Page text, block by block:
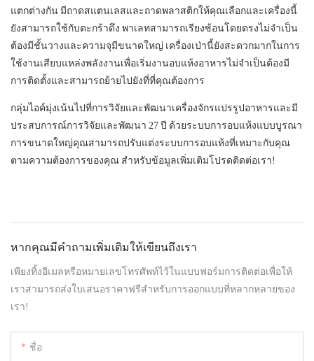
แตกต่างกัน มีถาดสแตนเลสและถาดพลาสติกให้คุณเลือกและเครื่องนี้
ยังสามารถใช้กับตะกร้าดึง พาเลทสามารถเรียงซ้อนโดยตรงไม่จำเป็น
ต้องมีชั้นวางและความจุมีขนาดใหญ่ เครื่องเป่านี้ยังสะดวกมากในการ
ใช้งานเสียบแหล่งพลังงานเพื่อเริ่มงานอบแห้งอาหารไม่จำเป็นต้องมี
การติดตั้งและสามารถย้ายไปยังที่ที่คุณต้องการ
กลุ่มไอค์มุ่งเน้นไปที่การวิจัยและพัฒนาเครื่องจักรแปรรูปอาหารและมี
ประสบการณ์การวิจัยและพัฒนา 27 ปี ด้วยระบบการอบแห้งแบบบูรณา
การขนาดใหญ่คุณสามารถปรับแต่งระบบการอบแห้งที่เหมาะกับคุณ
ตามความต้องการของคุณ สำหรับข้อมูลเพิ่มเติมโปรดติดต่อเรา!
หากคุณมีคำถามเพิ่มเติมให้เขียนถึงเรา
เพียงทิ้งอีเมลหรือหมายเลขโทรศัพท์ไว้ในแบบฟอร์มการติดต่อเพื่อให้
เราสามารถส่งใบเสนอราคาฟรีสำหรับการออกแบบที่หลากหลายของ
เรา!
ชื่อ